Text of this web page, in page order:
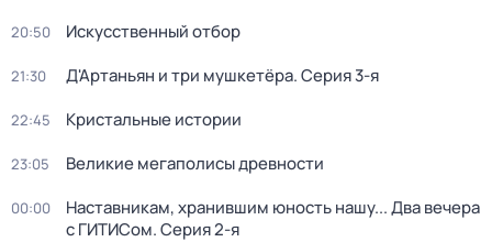
20:50 Искусственный отбор
21:30 Д'Артаньян и три мушкетёра. Серия 3-я
22:45 Кристальные истории
23:05 Великие мегаполисы древности
00:00
Наставникам, хранившим юность нашу... Два вечера
с ГИТИСом. Серия 2-я